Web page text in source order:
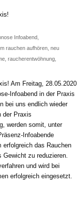
Infoabend,
rauchen aufhören neu
raucherentwöhnung
Am Freitag, 28.05.2020
Infoabend in der Praxis
bei uns endlich wieder
der Praxis
werden somit, unter
Infoabende
erfolgreich das Rauchen
Gewicht zu reduzieren.
und wird bei
erfolgreich eingesetzt.